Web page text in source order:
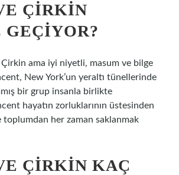
ÇIRKIN
GEÇIYOR?
ama iyi niyetli, masum ve bilge
New York’un yeraltı tünellerinde
bir grup insanla birlikte
hayatın zorluklarının üstesinden
toplumdan her zaman saklanmak
ÇIRKIN KAÇ